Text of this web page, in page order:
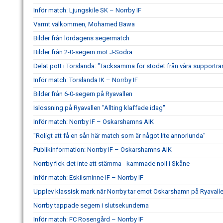
Inför match: Ljungskile SK – Norrby IF
Varmt välkommen, Mohamed Bawa
Bilder från lördagens segermatch
Bilder från 2-0-segern mot J-Södra
Delat pott i Torslanda: "Tacksamma för stödet från våra
Inför match: Torslanda IK – Norrby IF
Bilder från 6-0-segern på Ryavallen
Islossning på Ryavallen "Allting klaffade idag"
Inför match: Norrby IF – Oskarshamns AIK
"Roligt att få en sån här match som är något lite annorlunda"
Publikinformation: Norrby IF – Oskarshamns AIK
Norrby fick det inte att stämma - kammade noll i Skåne
Inför match: Eskilsminne IF – Norrby IF
Upplev klassisk mark när Norrby tar emot Oskarshamn på
Norrby tappade segern i slutsekunderna
Inför match: FC Rosengård – Norrby IF